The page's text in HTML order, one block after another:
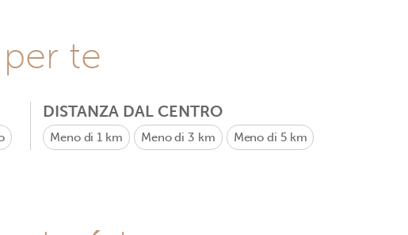
te
DISTANZA DAL CENTRO
Meno di 1 km Meno di 3 km Meno di 5 km